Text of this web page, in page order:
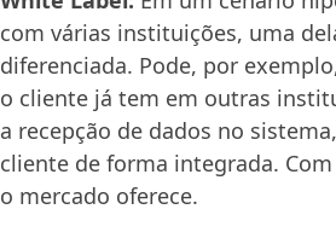
com várias instituições, uma
diferenciada. Pode, por
o cliente já tem em outras
a recepção de dados no
cliente de forma integrada.
o mercado oferece.